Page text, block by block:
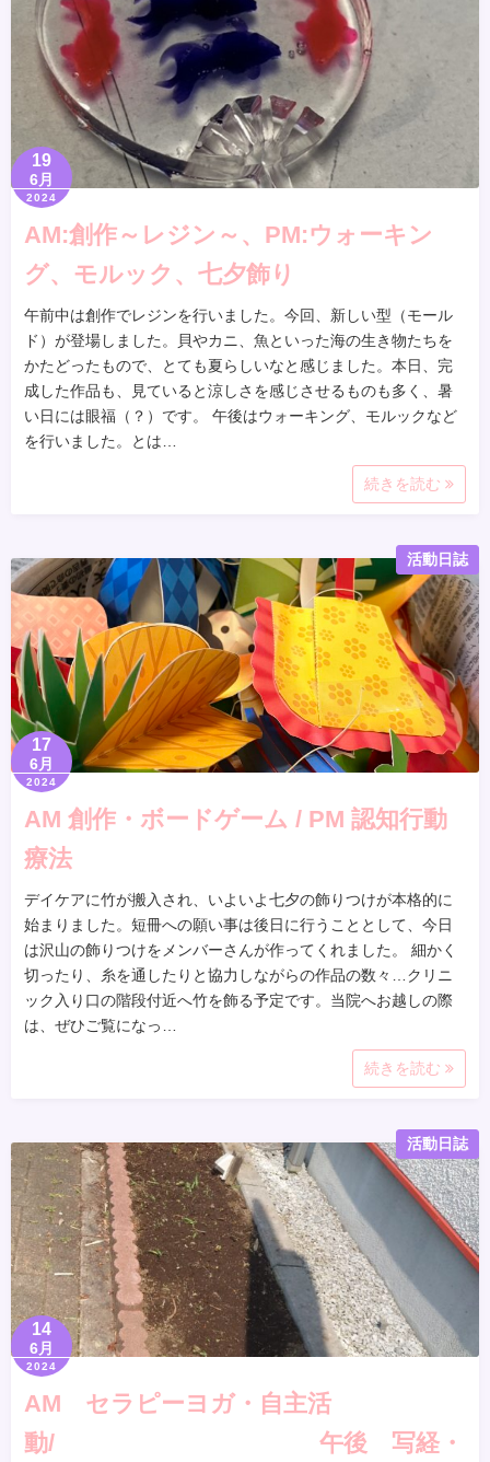
19
6月
2024
AM:創作～レジン～、PM:ウォーキン
グ、モルック、七夕飾り
午前中は創作でレジンを行いました。今回、新しい型（モール
ド）が登場しました。貝やカニ、魚といった海の生き物たちを
かたどったもので、とても夏らしいなと感じました。本日、完
成した作品も、見ていると涼しさを感じさせるものも多く、暑
い日には眼福（？）です。 午後はウォーキング、モルックなど
を行いました。とは…
続きを読む
活動日誌
17
6月
2024
AM 創作・ボードゲーム / PM 認知行動
療法
デイケアに竹が搬入され、いよいよ七夕の飾りつけが本格的に
始まりました。短冊への願い事は後日に行うこととして、今日
は沢山の飾りつけをメンバーさんが作ってくれました。 細かく
切ったり、糸を通したりと協力しながらの作品の数々…クリニ
ック入り口の階段付近へ竹を飾る予定です。当院へお越しの際
は、ぜひご覧になっ…
続きを読む
活動日誌
14
6月
2024
AM セラピーヨガ・自主活
動/ 午後 写経・